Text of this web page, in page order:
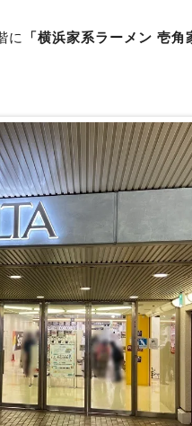
に 「横浜家系ラーメン 壱角